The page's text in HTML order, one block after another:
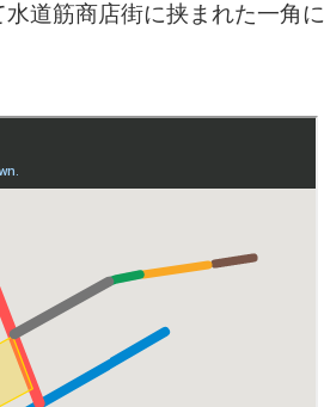
道筋商店街に挟まれた一角に